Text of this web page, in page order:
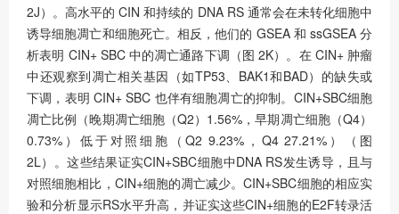
2J）。高水平的 CIN 和持续的 DNA RS 通常会在未转化细胞中
诱导细胞凋亡和细胞死亡。相反，他们的 GSEA 和 ssGSEA 分
析表明 CIN+ SBC 中的凋亡通路下调（图 2K）。在 CIN+ 肿瘤
中还观察到凋亡相关基因（如TP53、BAK1和BAD）的缺失或
下调，表明 CIN+ SBC 也伴有细胞凋亡的抑制。CIN+SBC细胞
凋亡比例（晚期凋亡细胞（Q2）1.56%，早期凋亡细胞（Q4）
0.73%）低于对照细胞（Q2 9.23%，Q4 27.21%）（图
2L）。这些结果证实CIN+SBC细胞中DNA RS发生诱导，且与
对照细胞相比，CIN+细胞的凋亡减少。CIN+SBC细胞的相应实
验和分析显示RS水平升高，并证实这些CIN+细胞的E2F转录活